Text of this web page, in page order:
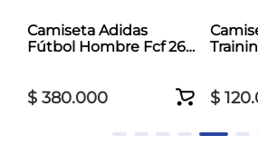
Camiseta Adidas
Fútbol Hombre Fcf 26
$ 380.000 $ 120.